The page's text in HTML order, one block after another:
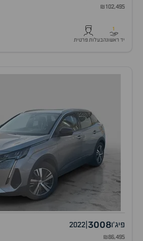
₪102,495
1
יד ראשונהבעלות פרטית
פיג'ו3008
2022
₪86,495